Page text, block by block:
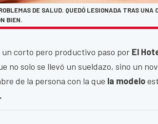
DE SALUD. QUEDÓ LESIONADA TRAS UNA
BIEN.
un corto pero productivo paso por El
no solo se llevó un sueldazo, sino un
de la persona con la que la modelo